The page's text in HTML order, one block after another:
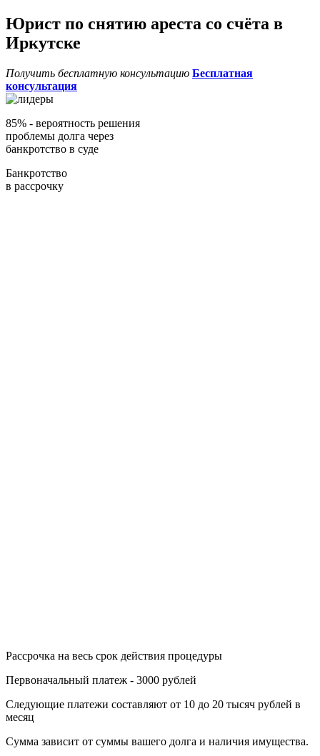
Юрист по снятию ареста со счёта в
Иркутске
Получить бесплатную консультацию Бесплатная
консультация
85% - вероятность решения
проблемы долга через
банкротство в суде
Банкротство
в рассрочку
Рассрочка на весь срок действия процедуры
Первоначальный платеж - 3000 рублей
Следующие платежи составляют от 10 до 20 тысяч рублей в
месяц
Сумма зависит от суммы вашего долга и наличия имущества.